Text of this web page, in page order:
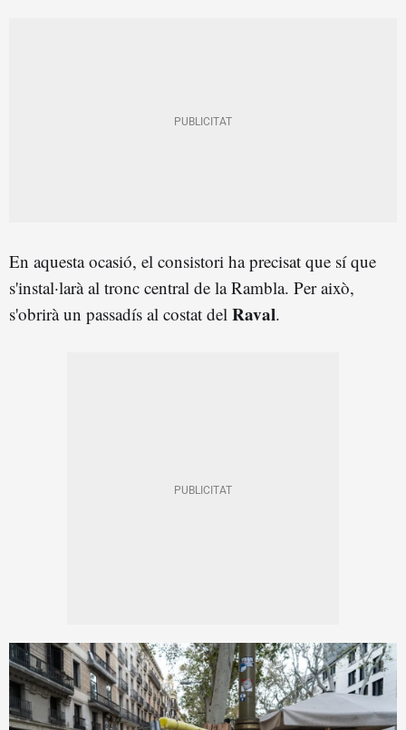
En aquesta ocasió, el consistori ha precisat que sí que
s'instal·larà al tronc central de la Rambla. Per això,
s'obrirà un passadís al costat del Raval.